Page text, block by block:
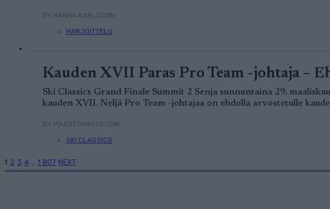
BY HANNA KARLSSON
HARJOITTELU
Kauden XVII Paras Pro Team -johtaja –
Ski Classics Grand Finale Summit 2 Senja sunnuntaina 29.
kauden XVII. Neljä Pro Team -johtajaa on ehdolla arvostetulle
BY MAASTOHIIHTO.COM
SKI CLASSICS
Posts
1 2 3 4 1 807 NEXT